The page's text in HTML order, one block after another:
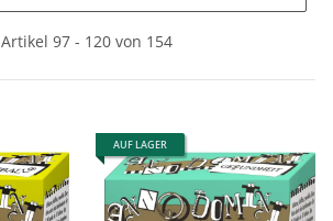
Artikel 97 - 120 von 154
AUF LAGER